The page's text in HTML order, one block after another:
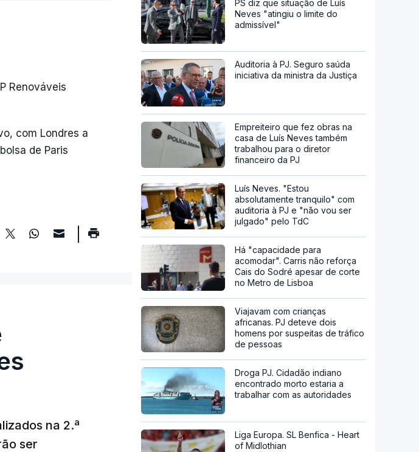
Renováveis
com Londres a
de Paris
na 2.ª
ser
PS diz que situação de Luís
Neves "atingiu o limite do
admissível"
Auditoria à PJ. Seguro saúda
iniciativa da ministra da Justiça
Empreiteiro que fez obras na
casa de Luís Neves também
trabalhou para o diretor
financeiro da PJ
Luís Neves. "Estou
absolutamente tranquilo" com
auditoria à PJ e "não vou ser
julgado" pelo TdC
Há "capacidade para
acomodar". Carris não reforça
Cais do Sodré apesar de corte
no Metro de Lisboa
Viajavam com crianças
africanas. PJ deteve dois
homens por suspeitas de tráfico
de pessoas
Droga PJ. Cidadão indiano
encontrado morto estaria a
trabalhar com as autoridades
Liga Europa. SL Benfica - Heart
of Midlothian